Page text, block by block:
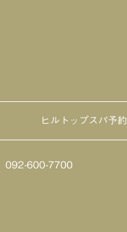
ヒルトップスパ予約
092-600-7700